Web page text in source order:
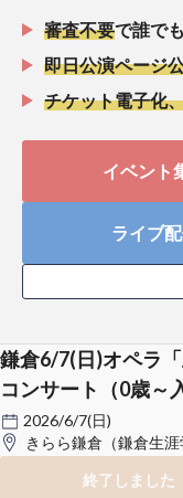
審査不要で誰で
即日公演ページ
チケット電子化
イベント
ライブ
鎌倉6/7(日)オペラ
コンサート（0歳～
2026/6/7(日)
きらら鎌倉（鎌倉生
終了しました